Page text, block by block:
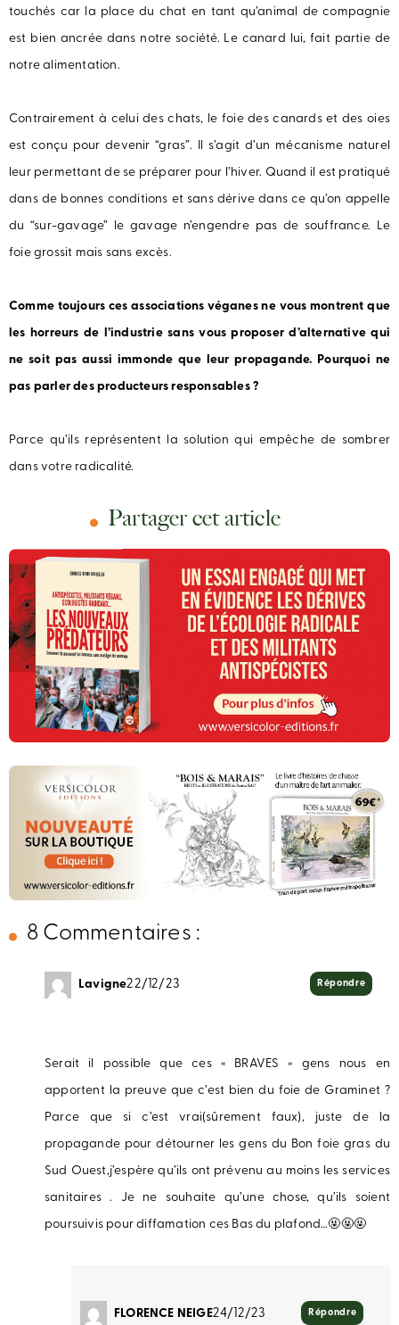
touchés car la place du chat en tant qu’animal de compagnie
est bien ancrée dans notre société. Le canard lui, fait partie de
notre alimentation.
Contrairement à celui des chats, le foie des canards et des oies
est conçu pour devenir “gras”. Il s’agit d’un mécanisme naturel
leur permettant de se préparer pour l’hiver. Quand il est pratiqué
dans de bonnes conditions et sans dérive dans ce qu’on appelle
du “sur-gavage” le gavage n’engendre pas de souffrance. Le
foie grossit mais sans excès.
Comme toujours ces associations véganes ne vous montrent que
les horreurs de l’industrie sans vous proposer d’alternative qui
ne soit pas aussi immonde que leur propagande. Pourquoi ne
pas parler des producteurs responsables ?
Parce qu’ils représentent la solution qui empêche de sombrer
dans votre radicalité.
Partager cet article
8 Commentaires :
Lavigne22/12/23
Serait il possible que ces « BRAVES » gens nous en
apportent la preuve que c’est bien du foie de Graminet ?
Parce que si c’est vrai(sûrement faux), juste de la
propagande pour détourner les gens du Bon foie gras du
Sud Ouest,j’espère qu’ils ont prévenu au moins les services
sanitaires . Je ne souhaite qu’une chose, qu’ils soient
poursuivis pour diffamation ces Bas du plafond…🤬🤬🤬
Répondre
FLORENCE NEIGE24/12/23 Répondre